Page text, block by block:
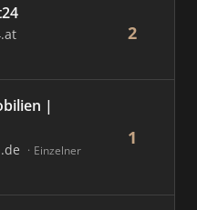
2
|
Einzelner
1